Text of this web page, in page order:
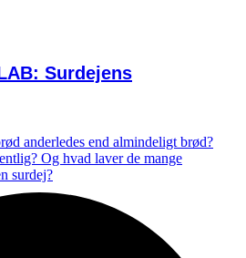
Surdejens
anderledes end almindeligt brød?
Og hvad laver de mange
surdej?